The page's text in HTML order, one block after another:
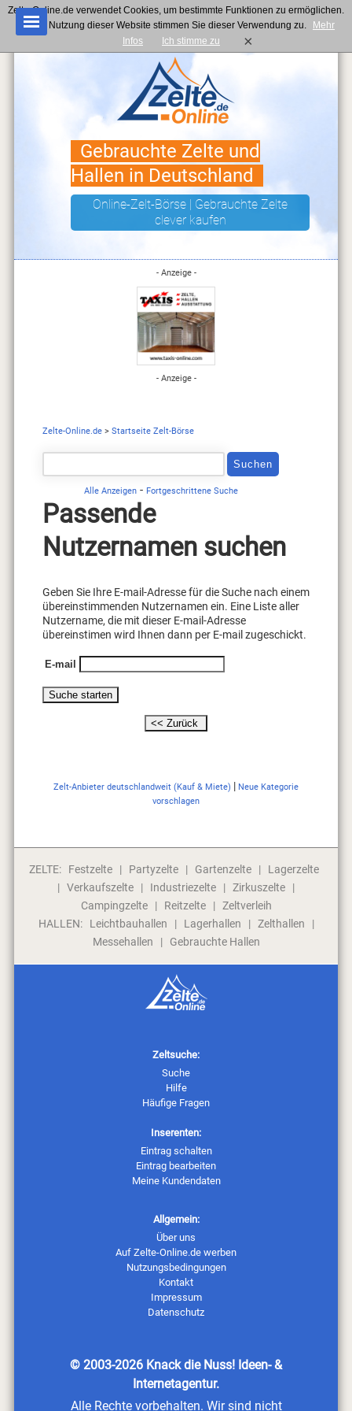
Gebrauchte Zelte und
Hallen in Deutschland
Online-Zelt-Börse | Gebrauchte Zelte
clever kaufen
Zelte-Online.de> Startseite Zelt-Börse
Alle Anzeigen- Fortgeschrittene Suche
Passende
Nutzernamen suchen
Geben Sie Ihre E-mail-Adresse für die Suche nach einem
übereinstimmenden Nutzernamen ein. Eine Liste aller
Nutzername, die mit dieser E-mail-Adresse
übereinstimen wird Ihnen dann per E-mail zugeschickt.
E-mail
Zelt-Anbieter deutschlandweit (Kauf & Miete) | Neue Kategorie
vorschlagen
- Anzeige -
- Anzeige -
ZELTE: Festzelte | Partyzelte | Gartenzelte |
Lagerzelte
| Verkaufszelte | Industriezelte | Zirkuszelte
|
Campingzelte
| Reitzelte | Zeltverleih
HALLEN:
Leichtbauhallen | Lagerhallen | Zelthallen
|
Messehallen
| Gebrauchte Hallen
Zeltsuche:
Suche
Hilfe
Häufige Fragen
Inserenten:
Eintrag schalten
Eintrag bearbeiten
Meine Kundendaten
Allgemein:
Über uns
Auf Zelte-Online.de werben
Nutzungsbedingungen
Kontakt
Impressum
Datenschutz
© 2003-2026 Knack die Nuss! Ideen- &
Internetagentur.
Alle Rechte vorbehalten. Wir sind nicht
Zelte-Online.de verwendet Cookies, um bestimmte Funktionen zu ermöglichen.
Mit der Nutzung dieser Website stimmen Sie dieser Verwendung zu.
Mehr
Infos
Ich stimme zu ×